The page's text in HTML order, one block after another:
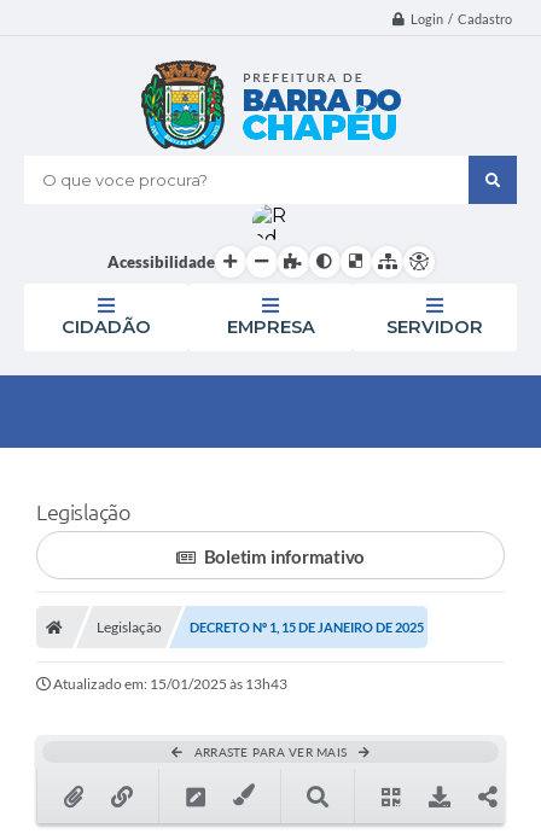
Login / Cadastro
O que voce procura?
Acessibilidade
CIDADÃO EMPRESA SERVIDOR
Legislação
Boletim informativo
Legislação DECRETO Nº 1, 15 DE JANEIRO DE 2025
Atualizado em: 15/01/2025 às 13h43
ARRASTE PARA VER MAIS